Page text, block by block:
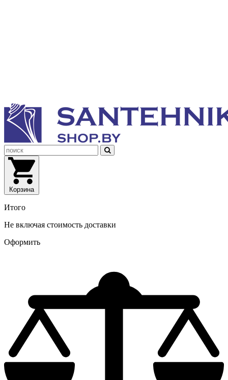
Корзина
Итого
Не включая стоимость доставки
Оформить